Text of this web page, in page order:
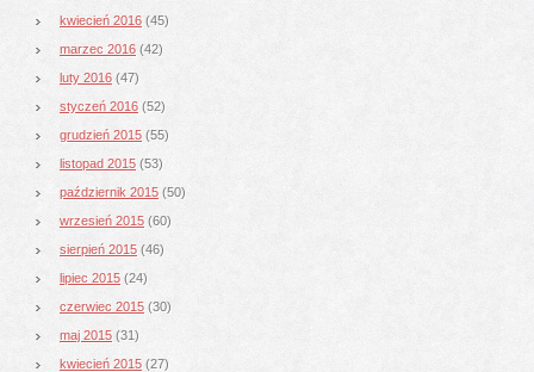
kwiecień 2016 (45)
marzec 2016 (42)
luty 2016 (47)
styczeń 2016 (52)
grudzień 2015 (55)
listopad 2015 (53)
październik 2015 (50)
wrzesień 2015 (60)
sierpień 2015 (46)
lipiec 2015 (24)
czerwiec 2015 (30)
maj 2015 (31)
kwiecień 2015 (27)